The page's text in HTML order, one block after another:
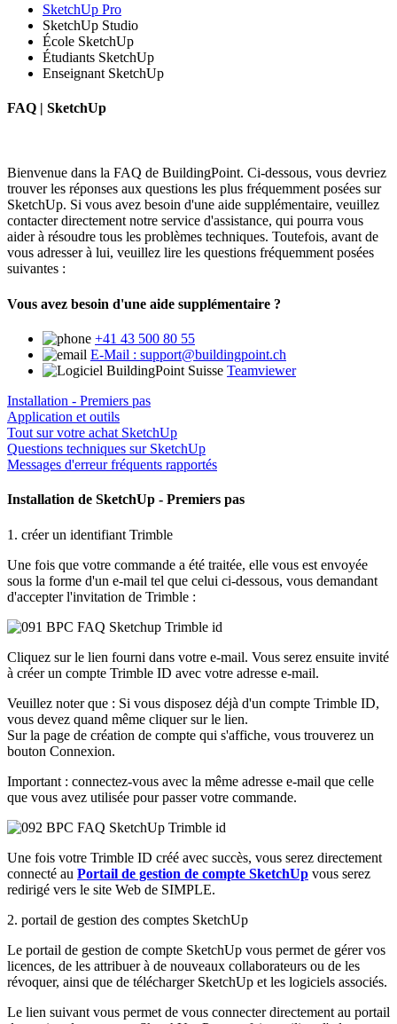
SketchUp Pro
SketchUp Studio
École SketchUp
Étudiants SketchUp
Enseignant SketchUp
FAQ | SketchUp
Bienvenue dans la FAQ de BuildingPoint. Ci-dessous, vous devriez
trouver les réponses aux questions les plus fréquemment posées sur
SketchUp. Si vous avez besoin d'une aide supplémentaire, veuillez
contacter directement notre service d'assistance, qui pourra vous
aider à résoudre tous les problèmes techniques. Toutefois, avant de
vous adresser à lui, veuillez lire les questions fréquemment posées
suivantes :
Vous avez besoin d'une aide supplémentaire ?
+41 43 500 80 55
E-Mail : support@buildingpoint.ch
Teamviewer
Installation - Premiers pas
Application et outils
Tout sur votre achat SketchUp
Questions techniques sur SketchUp
Messages d'erreur fréquents rapportés
Installation de SketchUp - Premiers pas
1. créer un identifiant Trimble
Une fois que votre commande a été traitée, elle vous est envoyée
sous la forme d'un e-mail tel que celui ci-dessous, vous demandant
d'accepter l'invitation de Trimble :
Cliquez sur le lien fourni dans votre e-mail. Vous serez ensuite invité
à créer un compte Trimble ID avec votre adresse e-mail.
Veuillez noter que : Si vous disposez déjà d'un compte Trimble ID,
vous devez quand même cliquer sur le lien.
Sur la page de création de compte qui s'affiche, vous trouverez un
bouton Connexion.
Important : connectez-vous avec la même adresse e-mail que celle
que vous avez utilisée pour passer votre commande.
Une fois votre Trimble ID créé avec succès, vous serez directement
connecté au Portail de gestion de compte SketchUp vous serez
redirigé vers le site Web de SIMPLE.
2. portail de gestion des comptes SketchUp
Le portail de gestion de compte SketchUp vous permet de gérer vos
licences, de les attribuer à de nouveaux collaborateurs ou de les
révoquer, ainsi que de télécharger SketchUp et les logiciels associés.
Le lien suivant vous permet de vous connecter directement au portail